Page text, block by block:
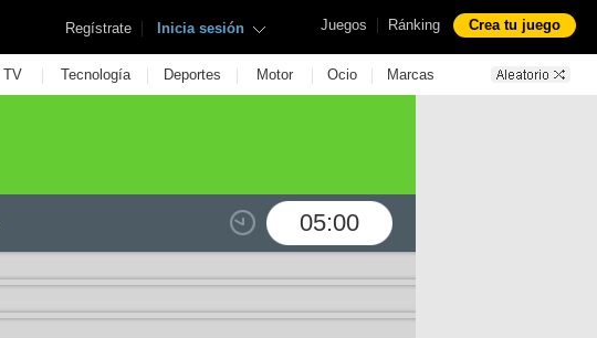
Juegos | Ránking Crea tu juego
Regístrate | Inicia sesión
TV | Tecnología | Deportes | Motor | Ocio | Marcas
05:00